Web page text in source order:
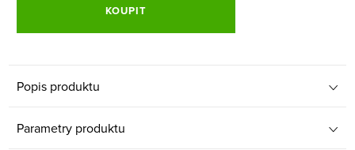
KOUPIT
Popis produktu
Parametry produktu